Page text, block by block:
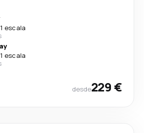
1 escala
1 escala
desde229 €